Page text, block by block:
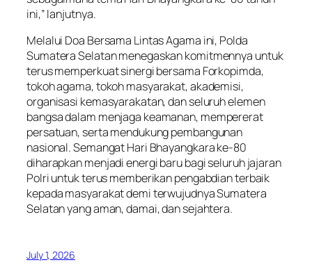
ini,” lanjutnya.
Melalui Doa Bersama Lintas Agama ini, Polda
Sumatera Selatan menegaskan komitmennya untuk
terus memperkuat sinergi bersama Forkopimda,
tokoh agama, tokoh masyarakat, akademisi,
organisasi kemasyarakatan, dan seluruh elemen
bangsa dalam menjaga keamanan, mempererat
persatuan, serta mendukung pembangunan
nasional. Semangat Hari Bhayangkara ke-80
diharapkan menjadi energi baru bagi seluruh jajaran
Polri untuk terus memberikan pengabdian terbaik
kepada masyarakat demi terwujudnya Sumatera
Selatan yang aman, damai, dan sejahtera.
July 1, 2026